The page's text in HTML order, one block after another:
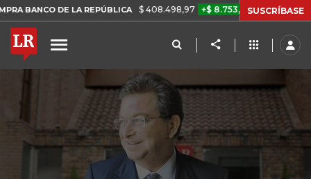
DE LA REPÚBLICA $ 408.498,97 +$ 8.753,81 +2,19% TASA DE
SUSCRÍBASE